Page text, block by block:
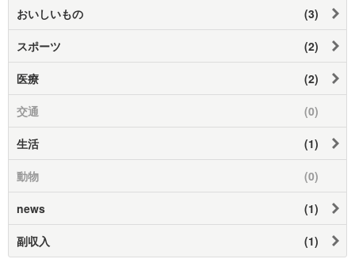
おいしいもの (3)
スポーツ (2)
医療 (2)
交通 (0)
生活 (1)
動物 (0)
news (1)
副収入 (1)